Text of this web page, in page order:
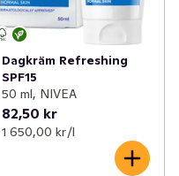
Dagkräm Refreshing
SPF15
50 ml, NIVEA
82,50 kr
1 650,00 kr /l